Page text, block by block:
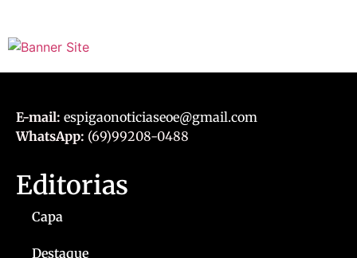
E-mail: espigaonoticiaseoe@gmail.com
WhatsApp: (69)99208-0488
Editorias
Capa
Destaque